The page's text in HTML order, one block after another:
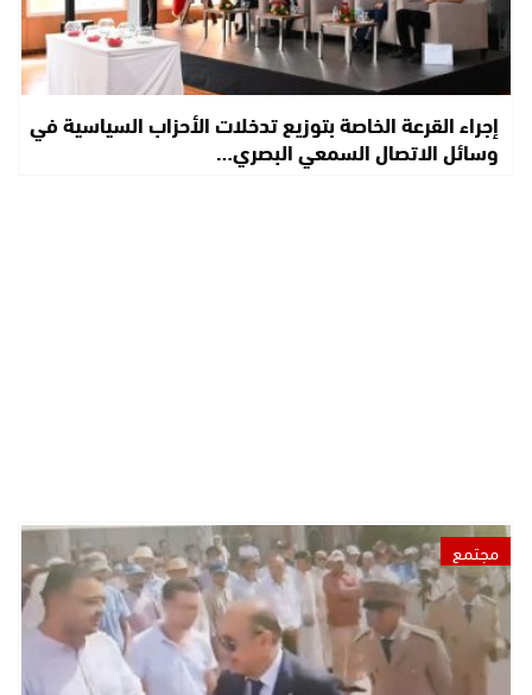
إجراء القرعة الخاصة بتوزيع تدخلات الأحزاب السياسية في
وسائل الاتصال السمعي البصري…
مجتمع